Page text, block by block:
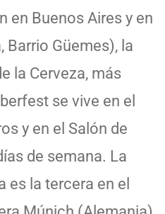
en Buenos Aires y en
Barrio Güemes), la
la Cerveza, más
se vive en el
y en el Salón de
de semana. La
es la tercera en el